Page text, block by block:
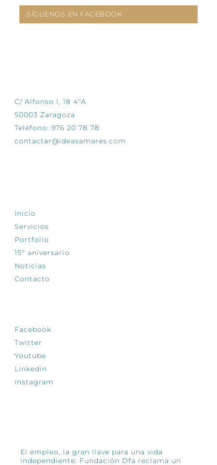
SÍGUENOS EN FACEBOOK
C/ Alfonso I, 18 4ºA
50003 Zaragoza
Teléfono: 976 20 78 78
contactar@ideasamares.com
Inicio
Servicios
Portfolio
15º aniversario
Noticias
Contacto
Facebook
Twitter
Youtube
Linkedin
Instagram
El empleo, la gran llave para una vida
independiente: Fundación Dfa reclama un